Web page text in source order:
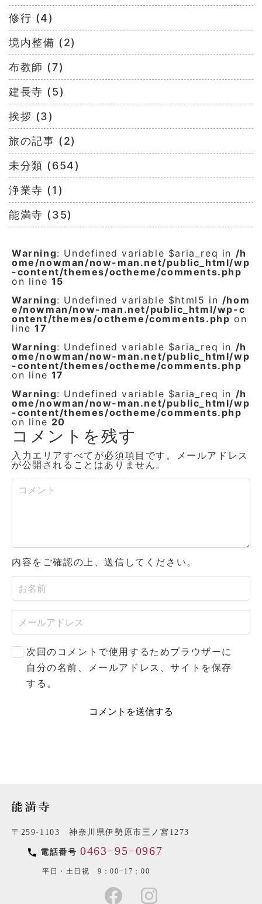
修行 (4)
境内整備 (2)
布教師 (7)
建長寺 (5)
挨拶 (3)
旅の記事 (2)
未分類 (654)
浄業寺 (1)
能満寺 (35)
Warning: Undefined variable $aria_req in /h
ome/nowman/now-man.net/public_html/wp
-content/themes/octheme/comments.php
on line 15
Warning: Undefined variable $html5 in /hom
e/nowman/now-man.net/public_html/wp-c
ontent/themes/octheme/comments.php on
line 17
Warning: Undefined variable $aria_req in /h
ome/nowman/now-man.net/public_html/wp
-content/themes/octheme/comments.php
on line 17
Warning: Undefined variable $aria_req in /h
ome/nowman/now-man.net/public_html/wp
-content/themes/octheme/comments.php
on line 20
コメントを残す
入力エリアすべてが必須項目です。メールアドレス
が公開されることはありません。
内容をご確認の上、送信してください。
次回のコメントで使用するためブラウザーに
自分の名前、メールアドレス、サイトを保存
する。
〒259-1103 神奈川県伊勢原市三ノ宮1273
電話番号 0463−95−0967
平日・土日祝 9：00−17：00